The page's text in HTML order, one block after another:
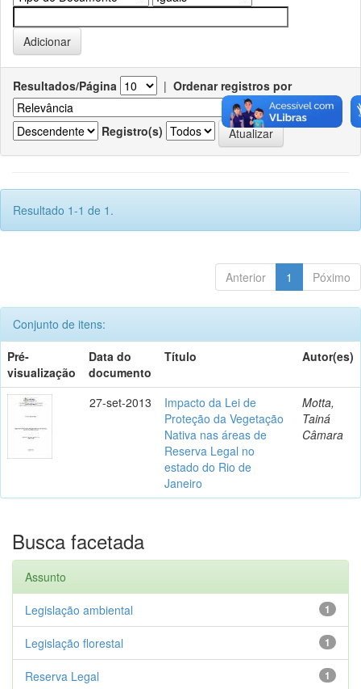
Resultados/Página | Ordenar registros por
Ordenar
Registro(s)
Resultado 1-1 de 1.
Anterior 1 Póximo
Conjunto de itens:
Pré-
visualização
Data do
documento
Título Autor(es)
27-set-2013
Impacto da Lei de
Proteção da Vegetação
Nativa nas áreas de
Reserva Legal no
estado do Rio de
Janeiro
Motta,
Tainá
Câmara
Busca facetada
Assunto
1
Legislação ambiental
1
Legislação florestal
1
Reserva Legal